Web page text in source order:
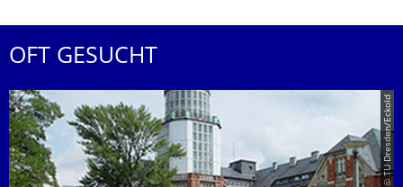
OFT GESUCHT
© TU Dresden/Eckold